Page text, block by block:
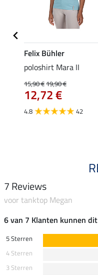
Felix Bühler
poloshirt Mara II
15,90 €19,90 €
12,72 €
4.8 42
7 Reviews
voor tanktop Megan
6 van 7 Klanten kunnen
5 Sterren
4 Sterren
3 Sterren